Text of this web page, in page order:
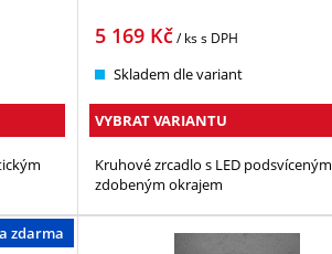
5 169Kč/ kss DPH
Skladem dle variant
VYBRAT VARIANTU
Kruhové zrcadlo s LED podsvíceným
zdobeným okrajem
zdarma